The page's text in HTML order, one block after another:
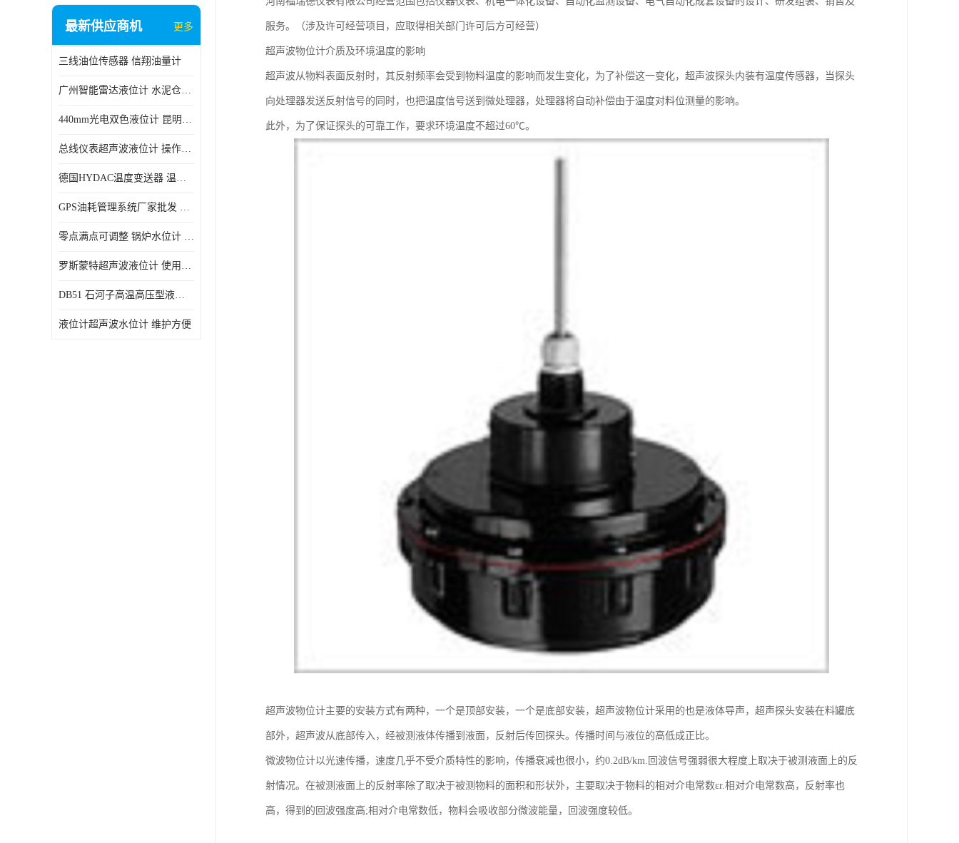
最新供应商机 更多
三线油位传感器 信翔油量计
广州智能雷达液位计 水泥仓料位
440mm光电双色液位计 昆明锅炉汽包用光电液位计
总线仪表超声波液位计 操作简单
德国HYDAC温度变送器 温度变送器工作原理 市场性价比优
GPS油耗管理系统厂家批发 CR-606 汽车油位传感器故障
零点满点可调整 锅炉水位计 太原智能锅炉汽包液位计生产厂家
罗斯蒙特超声波液位计 使用寿命长
DB51 石河子高温高压型液位变送器 性能稳定
液位计超声波水位计 维护方便
服务。（涉及许可经营项目，应取得相关部门许可后方可经营）
超声波物位计介质及环境温度的影响
超声波从物料表面反射时，其反射频率会受到物料温度的影响而发生变化，为了补偿这一变化，超声波探头内装有温度传感器，当探头
向处理器发送反射信号的同时，也把温度信号送到微处理器，处理器将自动补偿由于温度对料位测量的影响。
此外，为了保证探头的可靠工作，要求环境温度不超过60℃。
超声波物位计主要的安装方式有两种，一个是顶部安装，一个是底部安装，超声波物位计采用的也是液体导声，超声探头安装在料罐底
部外，超声波从底部传入，经被测液体传播到液面，反射后传回探头。传播时间与液位的高低成正比。
微波物位计以光速传播，速度几乎不受介质特性的影响，传播衰减也很小，约0.2dB/km.回波信号强弱很大程度上取决于被测液面上的反
射情况。在被测液面上的反射率除了取决于被测物料的面积和形状外，主要取决于物料的相对介电常数εr.相对介电常数高，反射率也
高，得到的回波强度高;相对介电常数低，物料会吸收部分微波能量，回波强度较低。